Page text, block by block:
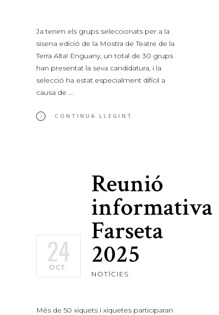
Ja tenim els grups seleccionats per a la
sisena edició de la Mostra de Teatre de la
Terra Alta! Enguany, un total de 30 grups
han presentat la seva candidatura, i la
selecció ha estat especialment difícil a
causa de
CONTINUA LLEGINT
24
OCT.
Reunió
informativa
Farseta
2025
NOTÍCIES
Més de 50 xiquets i xiquetes participaran